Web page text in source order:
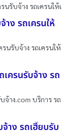
รับจ้าง รถเครนให้เ
าง รถเครนให้
รนรับจ้าง รถเครนให้
ครนรับจ้าง รถ
จ้าง.com บริการ รถ
าง รถเฮี๊ยบรับ